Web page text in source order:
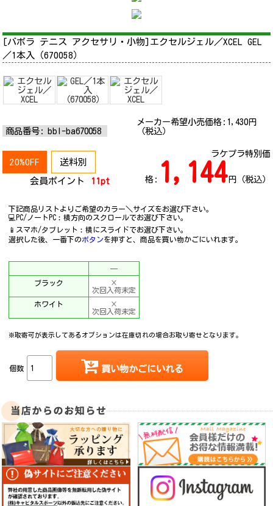
[バボラ テニス アクセサリ・小物]エクセルジェル／XCEL GEL
／1本入（670058）
商品番号: bbl-ba670058
メーカー希望小売価格: 1,430円
（税込）
20%OFF 送料別
会員ポイント 11pt
ラケプラ特別価
格: 1,144円（税込）
下記商品リストよりご希望のカラー＼サイズをお選び下さい。
💻PC/ノートPC︰横方向のスクロールでお選び下さい。
📱スマホ/タブレット︰横にスライドでお選び下さい。
選択した後、一番下のボタンを押すと、商品を買い物かごにいれます。
─
ブラック
×
次回入荷未定
ホワイト
×
次回入荷未定
※取寄可が表示してあるオプションは在庫切れの場合お取り寄せとなります。
個数 買い物かごにいれる